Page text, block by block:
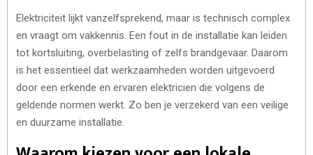
Elektriciteit lijkt vanzelfsprekend, maar is technisch complex
en vraagt om vakkennis. Een fout in de installatie kan leiden
tot kortsluiting, overbelasting of zelfs brandgevaar. Daarom
is het essentieel dat werkzaamheden worden uitgevoerd
door een erkende en ervaren elektricien die volgens de
geldende normen werkt. Zo ben je verzekerd van een veilige
en duurzame installatie.